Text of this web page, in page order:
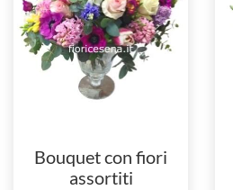
Bouquet con fiori
assortiti